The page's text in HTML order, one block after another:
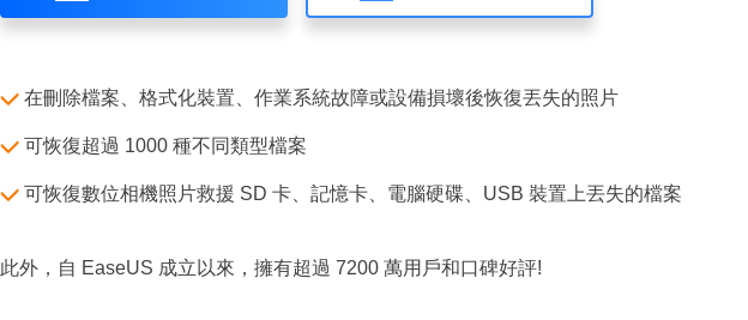
在刪除檔案、格式化裝置、作業系統故障或設備損壞後恢復丟失的照片
可恢復超過 1000 種不同類型檔案
可恢復數位相機照片救援 SD 卡、記憶卡、電腦硬碟、USB 裝置上丟失的檔案
此外，自 EaseUS 成立以來，擁有超過 7200 萬用戶和口碑好評!